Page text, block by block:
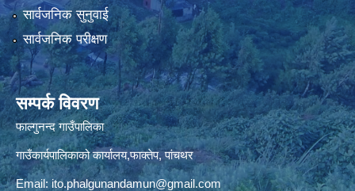
सार्वजनिक सुनुवाई
सार्वजनिक परीक्षण
सम्पर्क विवरण
फाल्गुनन्द गाउँपालिका
गाउँकार्यपालिकाको कार्यालय,फाक्तेप, पांचथर
Email: ito.phalgunandamun@gmail.com